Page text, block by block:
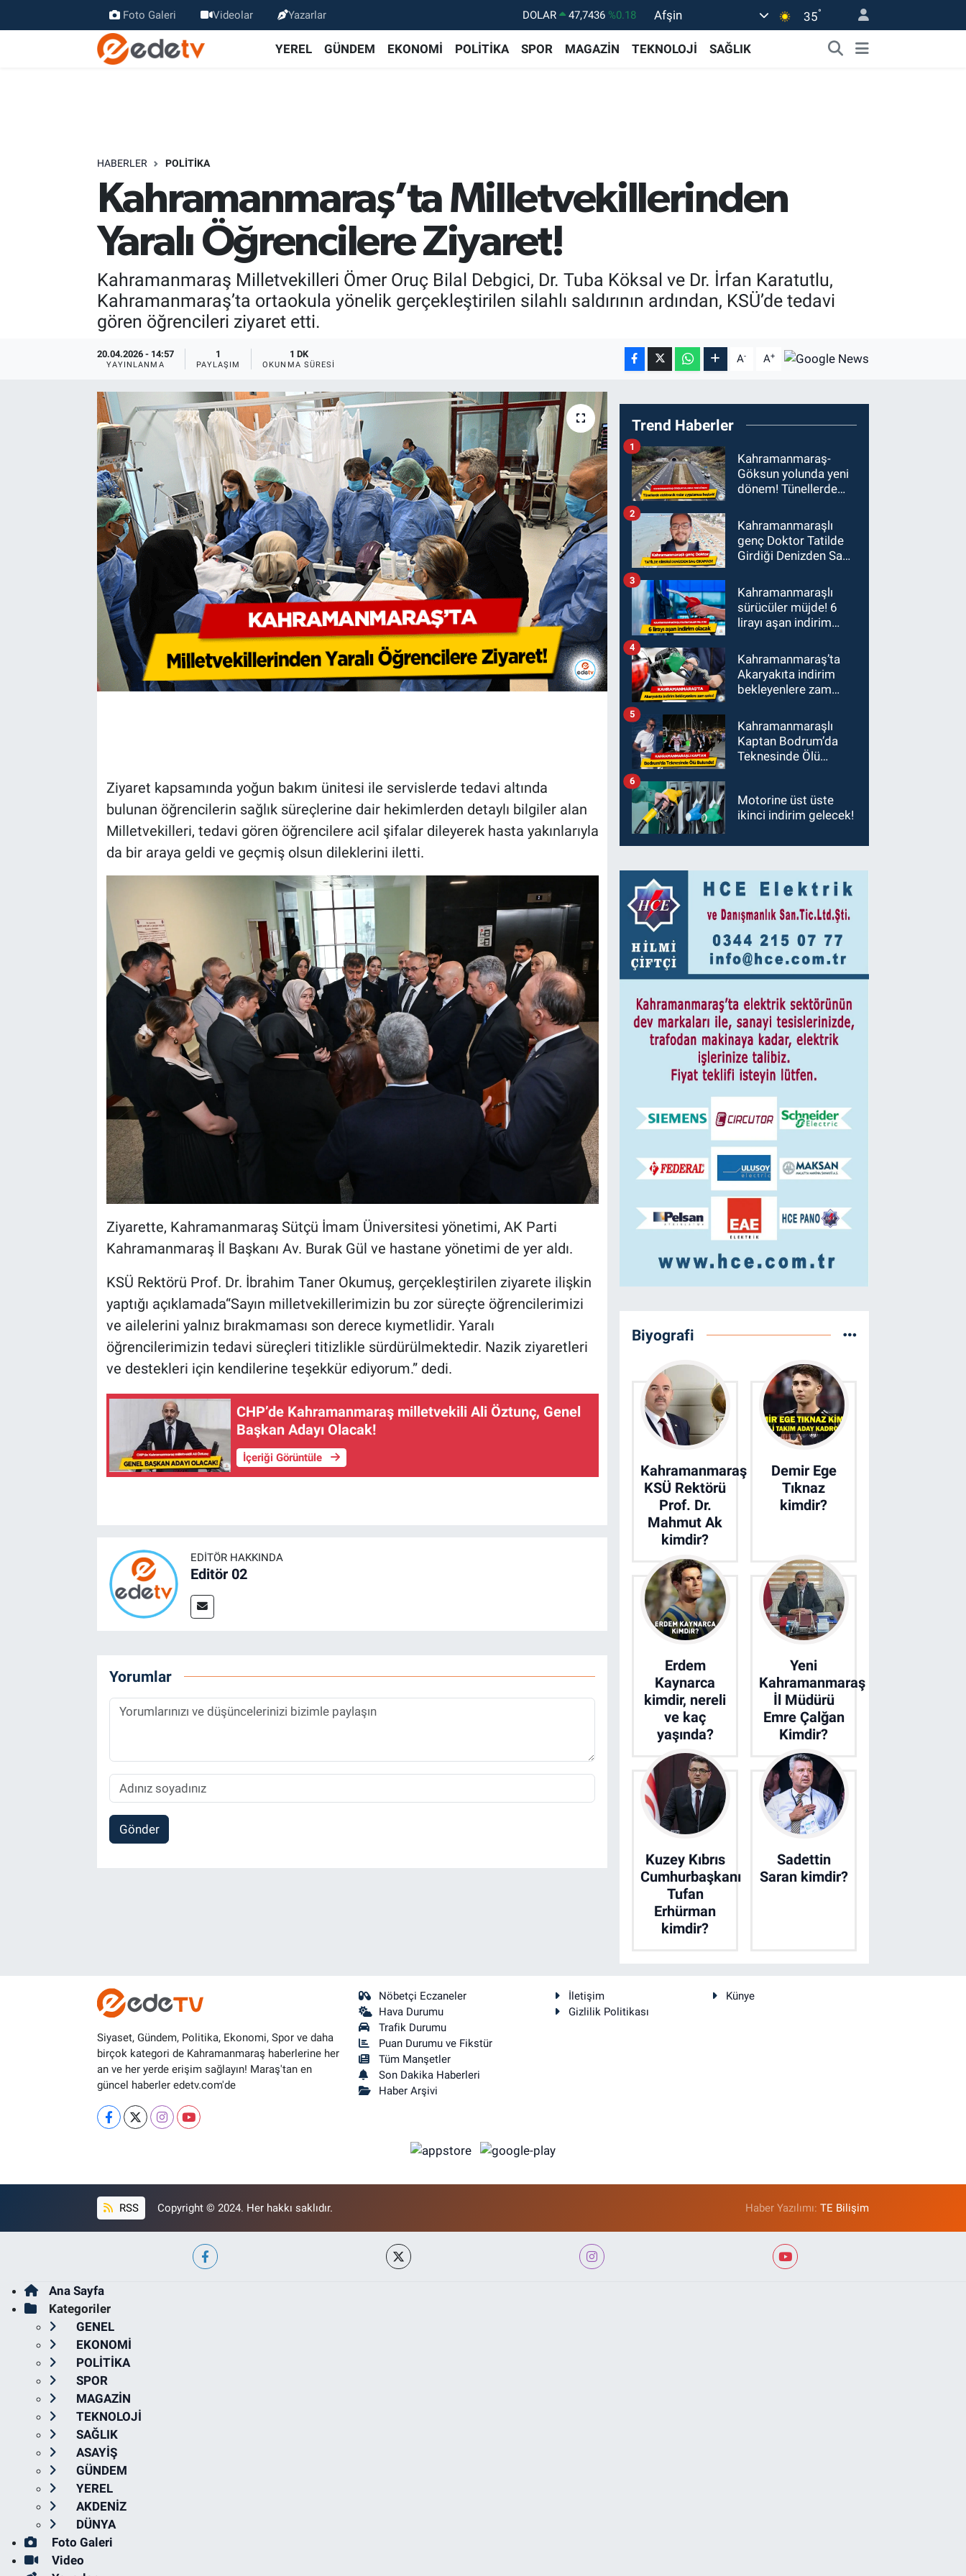
Foto Galeri Videolar Yazarlar DOLAR 47,7436 %0.18
EURO
55,2510
%0.32
Afşin 35°
YEREL GÜNDEM EKONOMİ POLİTİKA SPOR MAGAZİN TEKNOLOJİ SAĞLIK
HABERLER POLİTİKA
Kahramanmaraş’ta Milletvekillerinden
Yaralı Öğrencilere Ziyaret!
Kahramanmaraş Milletvekilleri Ömer Oruç Bilal Debgici, Dr. Tuba Köksal ve Dr. İrfan Karatutlu,
Kahramanmaraş’ta ortaokula yönelik gerçekleştirilen silahlı saldırının ardından, KSÜ’de tedavi
gören öğrencileri ziyaret etti.
20.04.2026 - 14:57
YAYINLANMA
1
PAYLAŞIM
1 DK
OKUNMA SÜRESI A- A+
Ziyaret kapsamında yoğun bakım ünitesi ile servislerde tedavi altında
bulunan öğrencilerin sağlık süreçlerine dair hekimlerden detaylı bilgiler alan
Milletvekilleri, tedavi gören öğrencilere acil şifalar dileyerek hasta yakınlarıyla
da bir araya geldi ve geçmiş olsun dileklerini iletti.
Ziyarette, Kahramanmaraş Sütçü İmam Üniversitesi yönetimi, AK Parti
Kahramanmaraş İl Başkanı Av. Burak Gül ve hastane yönetimi de yer aldı.
KSÜ Rektörü Prof. Dr. İbrahim Taner Okumuş, gerçekleştirilen ziyarete ilişkin
yaptığı açıklamada“Sayın milletvekillerimizin bu zor süreçte öğrencilerimizi
ve ailelerini yalnız bırakmaması son derece kıymetlidir. Yaralı
öğrencilerimizin tedavi süreçleri titizlikle sürdürülmektedir. Nazik ziyaretleri
ve destekleri için kendilerine teşekkür ediyorum.” dedi.
CHP’de Kahramanmaraş milletvekili Ali Öztunç, Genel
Başkan Adayı Olacak!
İçeriği Görüntüle
EDITÖR HAKKINDA
Editör 02
Yorumlar
Gönder
Trend Haberler
Kahramanmaraş-
Göksun yolunda yeni
dönem! Tünellerde
uygulaması başladı
1
Kahramanmaraşlı
genç Doktor Tatilde
Girdiği Denizden Sağ
2
Kahramanmaraşlı
sürücüler müjde! 6
lirayı aşan indirim
3
Kahramanmaraş’ta
Akaryakıta indirim
bekleyenlere zam
4
Kahramanmaraşlı
Kaptan Bodrum’da
Teknesinde Ölü
5
Motorine üst üste
ikinci indirim gelecek!
6
Biyografi
Kahramanmaraş
KSÜ Rektörü
Prof. Dr.
Mahmut Ak
kimdir?
Demir Ege
Tıknaz
kimdir?
Erdem
Kaynarca
kimdir, nereli
ve kaç
yaşında?
Yeni
Kahramanmaraş
İl Müdürü
Emre Çalğan
Kimdir?
Kuzey Kıbrıs
Cumhurbaşkanı
Tufan
Erhürman
kimdir?
Sadettin
Saran kimdir?
Siyaset, Gündem, Politika, Ekonomi, Spor ve daha
birçok kategori de Kahramanmaraş haberlerine her
an ve her yerde erişim sağlayın! Maraş'tan en
güncel haberler edetv.com'de
Nöbetçi Eczaneler
Hava Durumu
Trafik Durumu
Puan Durumu ve Fikstür
Tüm Manşetler
Son Dakika Haberleri
Haber Arşivi
İletişim
Künye
Gizlilik Politikası
RSS Copyright © 2024. Her hakkı saklıdır. Haber Yazılımı:TE Bilişim
Ana Sayfa
Kategoriler
GENEL
EKONOMİ
POLİTİKA
SPOR
MAGAZİN
TEKNOLOJİ
SAĞLIK
ASAYİŞ
GÜNDEM
YEREL
AKDENİZ
DÜNYA
Foto Galeri
Video